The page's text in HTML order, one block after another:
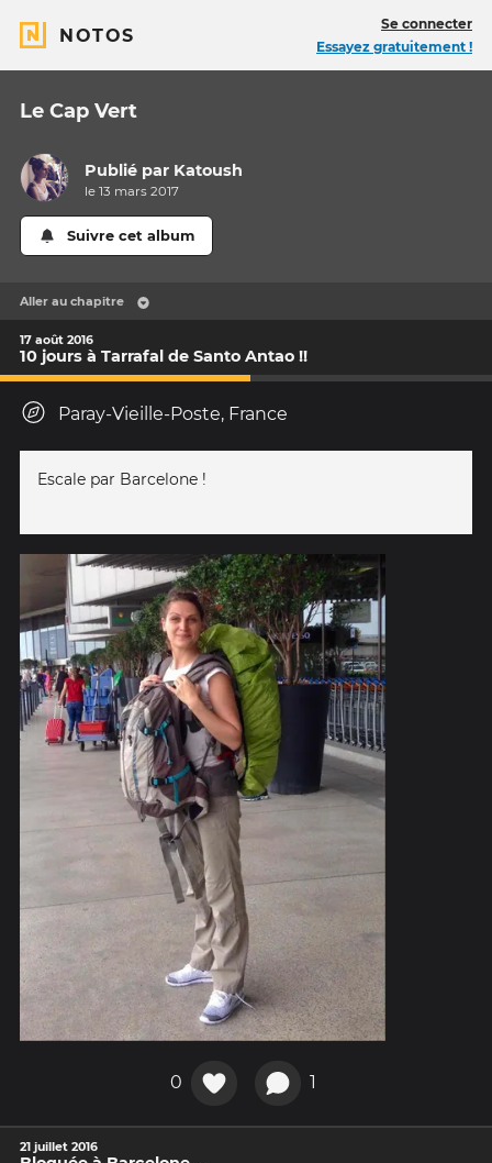
NOTOS
Se connecter
Essayez gratuitement !
Le Cap Vert
Publié par Katoush
le 13 mars 2017
Suivre cet album
Aller au chapitre
17 août 2016
10 jours à Tarrafal de Santo Antao !!
Paray-Vieille-Poste, France
Escale par Barcelone !
0 1
21 juillet 2016